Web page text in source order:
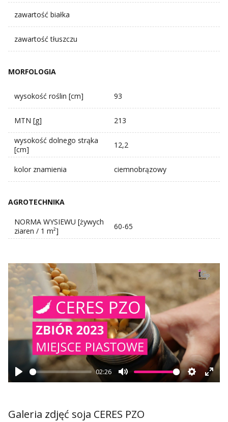
zawartość białka
zawartość tłuszczu
MORFOLOGIA
wysokość roślin [cm] 93
MTN [g] 213
wysokość dolnego strąka
[cm]
12,2
kolor znamienia ciemnobrązowy
AGROTECHNIKA
NORMA WYSIEWU [żywych
ziaren / 1 m²]
60-65
Play
02:26
Mute Settings
Play
Galeria zdjęć soja CERES PZO